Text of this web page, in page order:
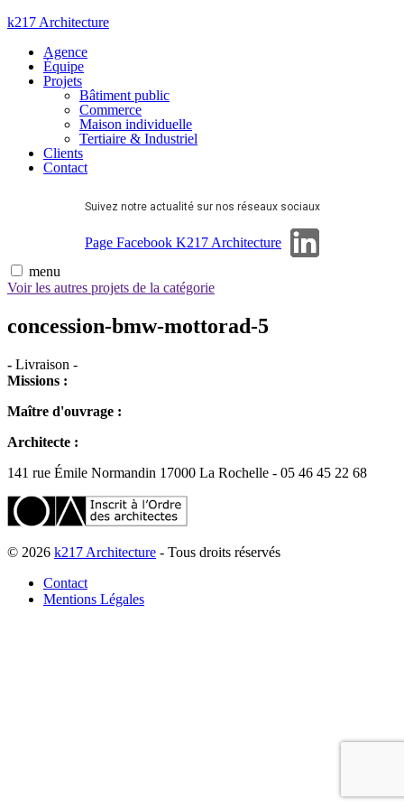
Aller
contenu
k217 Architecture
Agence
Équipe
Projets
Bâtiment public
Commerce
Maison individuelle
Tertiaire & Industriel
Clients
Contact
Suivez notre actualité sur nos réseaux sociaux
Page Facebook K217 Architecture
menu
Voir les autres projets de la catégorie
concession-bmw-mottorad-5
- Livraison -
Missions :
Maître d'ouvrage :
Architecte :
141 rue Émile Normandin 17000 La Rochelle - 05 46 45 22 68
© 2026 k217 Architecture - Tous droits réservés
Contact
Mentions Légales